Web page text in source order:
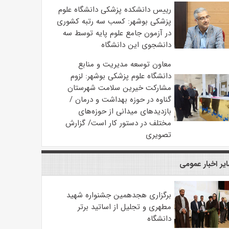
رییس دانشکده پزشکی دانشگاه علوم
پزشکی بوشهر: کسب سه رتبه کشوری
در آزمون جامع علوم پایه توسط سه
دانشجوی این دانشگاه
معاون توسعه مدیریت و منابع
دانشگاه علوم پزشکی بوشهر: لزوم
مشارکت خیرین سلامت شهرستان
گناوه در حوزه بهداشت و درمان /
بازدیدهای میدانی از حوزه‌های
مختلف در دستور کار است/ گزارش
تصویری
اخبار عمومی
برگزاری هجدهمین جشنواره شهید
مطهری و تجلیل از اساتید برتر
دانشگاه